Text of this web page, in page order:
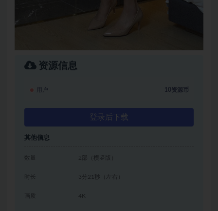
资源信息
用户 10资源币
登录后下载
其他信息
数量 2部（横竖版）
时长 3分21秒（左右）
4K